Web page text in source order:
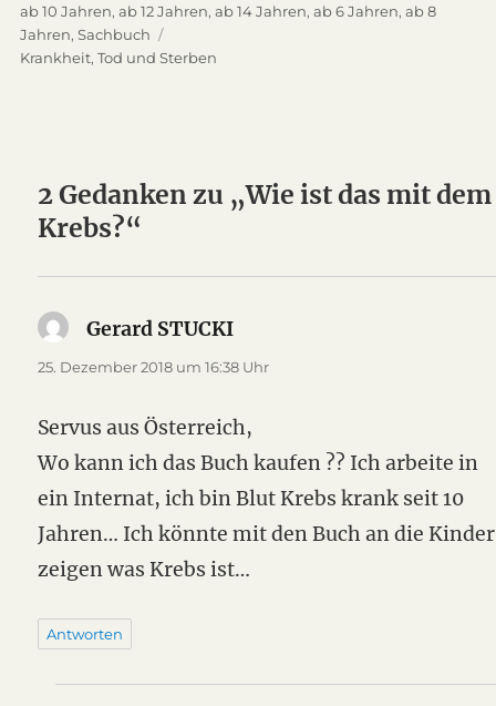
am
Kategorien
ab 10 Jahren, ab 12 Jahren, ab 14 Jahren, ab 6 Jahren, ab 8
Jahren, Sachbuch
Schlagwörter
Krankheit, Tod und Sterben
2 Gedanken zu „Wie ist das mit dem
Krebs?“
Gerard STUCKIsagt:
25. Dezember 2018 um 16:38 Uhr
Servus aus Österreich,
Wo kann ich das Buch kaufen ?? Ich arbeite in
ein Internat, ich bin Blut Krebs krank seit 10
Jahren… Ich könnte mit den Buch an die Kinder
zeigen was Krebs ist…
Antworten